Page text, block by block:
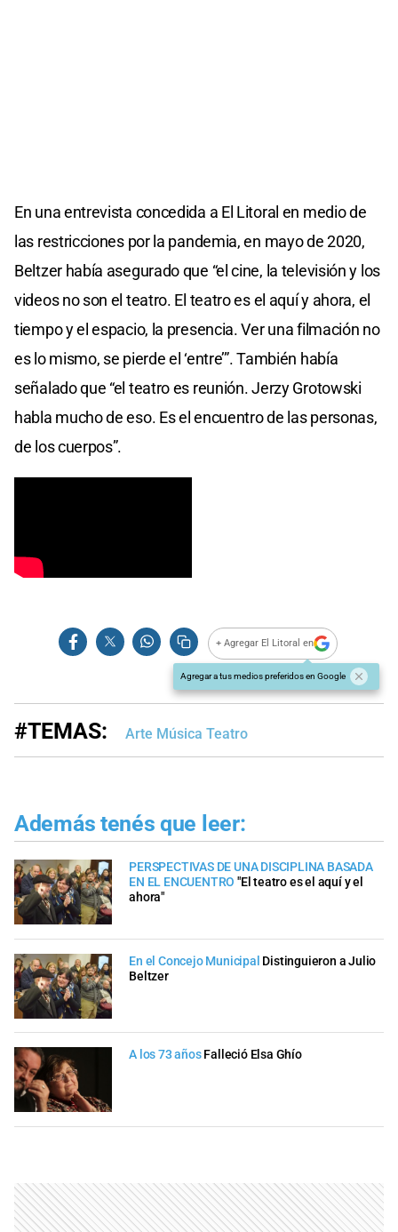
En una entrevista concedida a El Litoral en medio de
las restricciones por la pandemia, en mayo de 2020,
Beltzer había asegurado que “el cine, la televisión y los
videos no son el teatro. El teatro es el aquí y ahora, el
tiempo y el espacio, la presencia. Ver una filmación no
es lo mismo, se pierde el ‘entre’”. También había
señalado que “el teatro es reunión. Jerzy Grotowski
habla mucho de eso. Es el encuentro de las personas,
de los cuerpos”.
+ Agregar El Litoral en
Agregar a tus medios preferidos en Google
#TEMAS: Arte Música Teatro
Además tenés que leer:
PERSPECTIVAS DE UNA DISCIPLINA BASADA
EN EL ENCUENTRO "El teatro es el aquí y el
ahora"
En el Concejo Municipal Distinguieron a Julio
Beltzer
A los 73 años Falleció Elsa Ghío